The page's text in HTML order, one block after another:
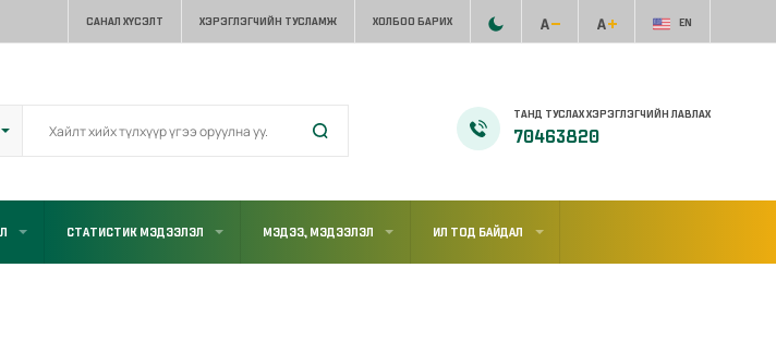
САНАЛ ХҮСЭЛТ ХЭРЭГЛЭГЧИЙН ТУСЛАМЖ ХОЛБОО БАРИХ EN
ТАНД ТУСЛАХ ХЭРЭГЛЭГЧИЙН ЛАВЛАХ
70463820
СТАТИСТИК МЭДЭЭЛЭЛ МЭДЭЭ, МЭДЭЭЛЭЛ ИЛ ТОД БАЙДАЛ